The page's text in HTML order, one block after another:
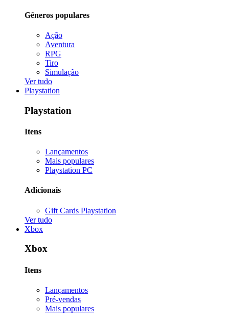
Gêneros populares
Ação
Aventura
RPG
Tiro
Simulação
Ver tudo
Playstation
Playstation
Itens
Lançamentos
Mais populares
Playstation PC
Adicionais
Gift Cards Playstation
Ver tudo
Xbox
Xbox
Itens
Lançamentos
Pré-vendas
Mais populares